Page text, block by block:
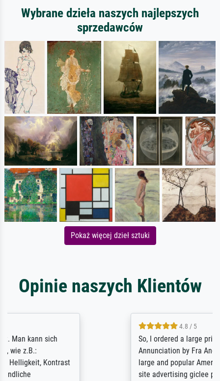
Wybrane dzieła naszych najlepszych
sprzedawców
Pokaż więcej dzieł sztuki
Opinie naszych Klientów
So, I ordered a large print of The
Annunciation by Fra Angelico from a very
large and popular American "art/poster"
site advertising giclee print quality. The